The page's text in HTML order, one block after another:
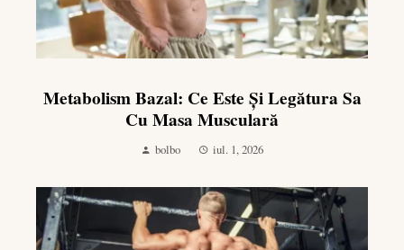
Metabolism Bazal: Ce Este Și Legătura Sa
Cu Masa Musculară
bolbo iul. 1, 2026